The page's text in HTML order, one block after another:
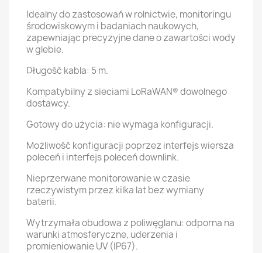
Idealny do zastosowań w rolnictwie, monitoringu
środowiskowym i badaniach naukowych,
zapewniając precyzyjne dane o zawartości wody
w glebie.
Długość kabla: 5 m.
Kompatybilny z sieciami LoRaWAN® dowolnego
dostawcy.
Gotowy do użycia: nie wymaga konfiguracji.
Możliwość konfiguracji poprzez interfejs wiersza
poleceń i interfejs poleceń downlink.
Nieprzerwane monitorowanie w czasie
rzeczywistym przez kilka lat bez wymiany
baterii.
Wytrzymała obudowa z poliwęglanu: odporna na
warunki atmosferyczne, uderzenia i
promieniowanie UV (IP67).